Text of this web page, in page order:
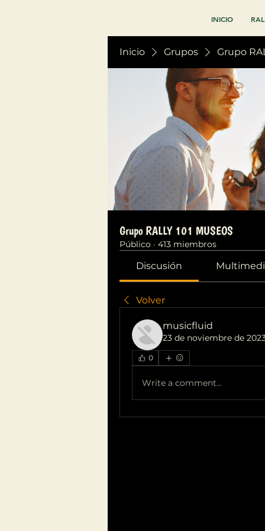
INICIO
Inicio Grupos Grupo
Grupo RALLY 101 MUSEOS
Público · 413 miembros
Discusión
Volver
musicfluid
23 de noviembre de
0
Write a comment...